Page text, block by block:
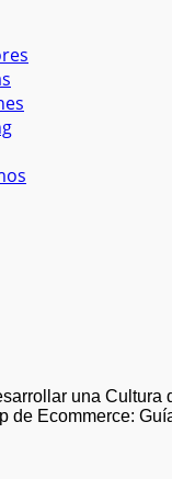
una Cultura
de Ecommerce: